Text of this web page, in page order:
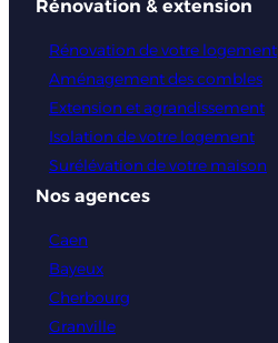
Rénovation & extension
Rénovation de votre logement
Aménagement des combles
Extension et agrandissement
Isolation de votre logement
Surélévation de votre maison
Nos agences
Caen
Bayeux
Cherbourg
Granville